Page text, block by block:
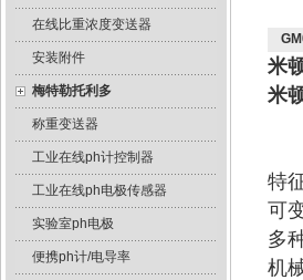
在线比重浓度变送器
安装附件
梅特勒托利多
称重变送器
工业在线ph计控制器
工业在线ph电极传感器
实验室ph电极
便携ph计/电导率
米
米
特
可
多
机